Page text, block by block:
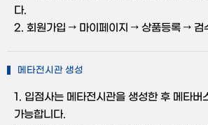
다.
2. 회원가입 → 마이페이지 → 상품등록 → 검
메타전시관 생성
1. 입점사는 메타전시관을 생성한 후 메타버
가능합니다.